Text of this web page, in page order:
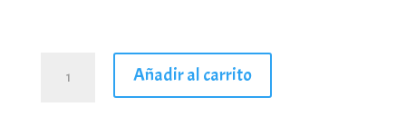
Añadir al carrito